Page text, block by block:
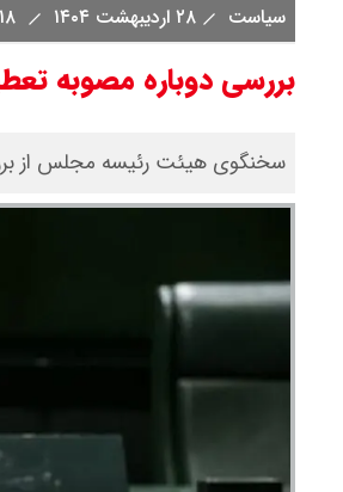
شاخص بورس امروز شنبه ۱۷ مرداد
سیاست ۲۸ اردیبهشت ۱۴۰۴
بررسی دوباره مصوبه
سخنگوی هیئت رئیسه مجلس از